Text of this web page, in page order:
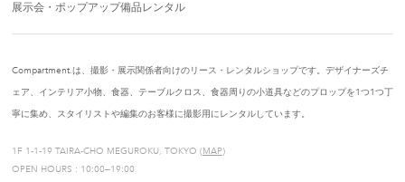
展示会・ポップアップ備品レンタル
Compartment.は、撮影・展示関係者向けのリース・レンタルショップです。デザイナーズチ
ェア、インテリア小物、食器、テーブルクロス、食器周りの小道具などのプロップを1つ1つ丁
寧に集め、スタイリストや編集のお客様に撮影用にレンタルしています。
1F 1-1-19 TAIRA-CHO MEGUROKU, TOKYO (MAP)
OPEN HOURS : 10:00—19:00